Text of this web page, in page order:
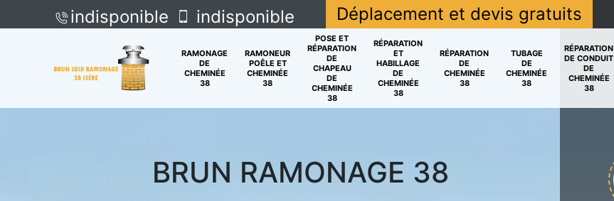
indisponible indisponible Déplacement et devis gratuits
RAMONAGE
DE
CHEMINÉE
38
RAMONEUR
POÊLE ET
CHEMINÉE
38
POSE ET
RÉPARATION
DE
CHAPEAU
DE
CHEMINÉE
38
RÉPARATION
ET
HABILLAGE
DE
CHEMINÉE
38
RÉPARATION
DE
CHEMINÉE
38
TUBAGE
DE
CHEMINÉE
38
RÉPARATION
DE CONDUIT
DE
CHEMINÉE
38
BRUN RAMONAGE 38